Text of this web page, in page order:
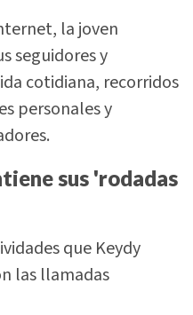
la joven
seguidores y
cotidiana, recorridos
personales y
sus 'rodadas
que Keydy
las llamadas